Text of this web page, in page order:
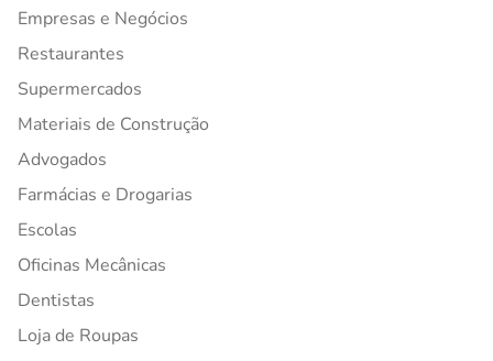
Empresas e Negócios
Restaurantes
Supermercados
Materiais de Construção
Advogados
Farmácias e Drogarias
Escolas
Oficinas Mecânicas
Dentistas
Loja de Roupas